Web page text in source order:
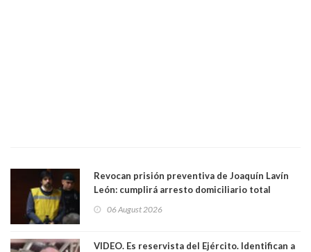
Revocan prisión preventiva de Joaquín Lavín
León: cumplirá arresto domiciliario total
06 August 2026
VIDEO. Es reservista del Ejército. Identifican a